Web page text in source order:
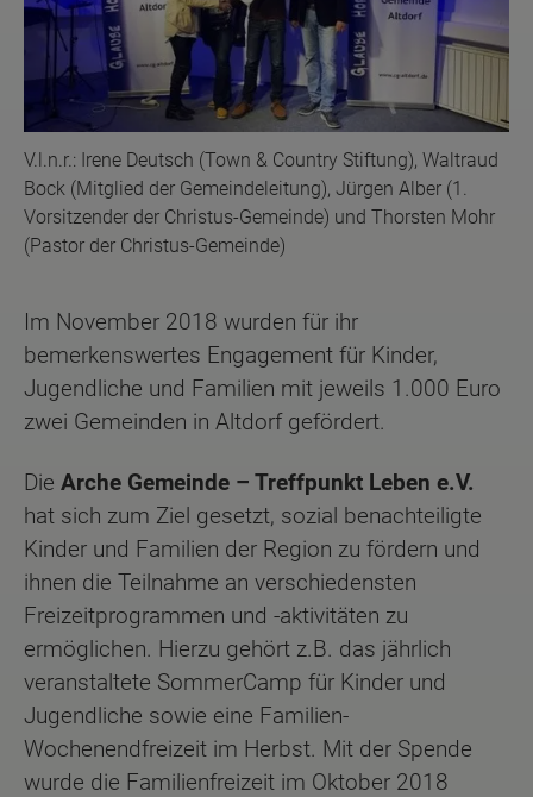
V.l.n.r.: Irene Deutsch (Town & Country Stiftung), Waltraud
Bock (Mitglied der Gemeindeleitung), Jürgen Alber (1.
Vorsitzender der Christus-Gemeinde) und Thorsten Mohr
(Pastor der Christus-Gemeinde)
Im November 2018 wurden für ihr
bemerkenswertes Engagement für Kinder,
Jugendliche und Familien mit jeweils 1.000 Euro
zwei Gemeinden in Altdorf gefördert.
Die Arche Gemeinde – Treffpunkt Leben e.V.
hat sich zum Ziel gesetzt, sozial benachteiligte
Kinder und Familien der Region zu fördern und
ihnen die Teilnahme an verschiedensten
Freizeitprogrammen und -aktivitäten zu
ermöglichen. Hierzu gehört z.B. das jährlich
veranstaltete SommerCamp für Kinder und
Jugendliche sowie eine Familien-
Wochenendfreizeit im Herbst. Mit der Spende
wurde die Familienfreizeit im Oktober 2018